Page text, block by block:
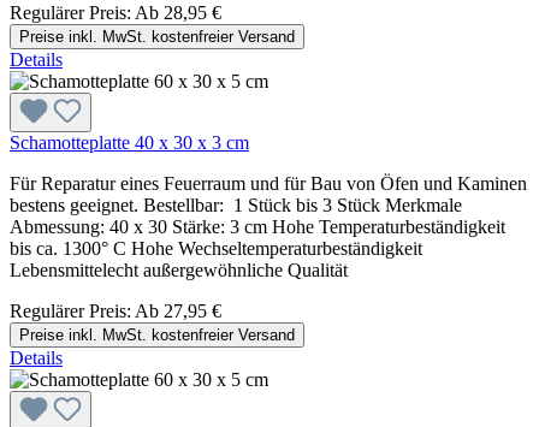
Regulärer Preis: Ab 28,95 €
Preise inkl. MwSt. kostenfreier Versand
Details
Schamotteplatte 40 x 30 x 3 cm
Für Reparatur eines Feuerraum und für Bau von Öfen und Kaminen
bestens geeignet. Bestellbar: 1 Stück bis 3 Stück Merkmale
Abmessung: 40 x 30 Stärke: 3 cm Hohe Temperaturbeständigkeit
bis ca. 1300° C Hohe Wechseltemperaturbeständigkeit
Lebensmittelecht außergewöhnliche Qualität
Regulärer Preis: Ab 27,95 €
Preise inkl. MwSt. kostenfreier Versand
Details